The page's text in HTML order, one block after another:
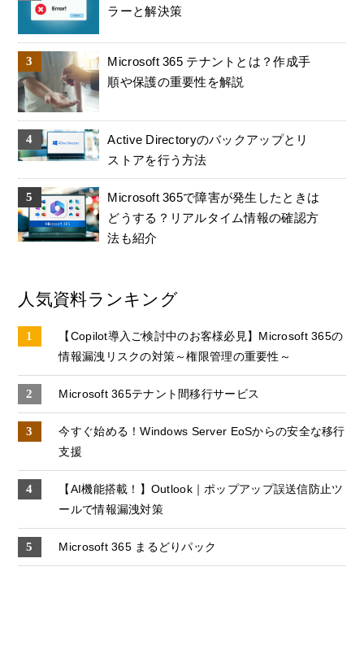
ラーと解決策
Microsoft 365 テナントとは？作成手
順や保護の重要性を解説
Active Directoryのバックアップとリ
ストアを行う方法
Microsoft 365で障害が発生したときは
どうする？リアルタイム情報の確認方
法も紹介
人気資料ランキング
【Copilot導入ご検討中のお客様必見】Microsoft 365の
情報漏洩リスクの対策～権限管理の重要性～
Microsoft 365テナント間移行サービス
今すぐ始める！Windows Server EoSからの安全な移行
支援
【AI機能搭載！】Outlook｜ポップアップ誤送信防止ツ
ールで情報漏洩対策
Microsoft 365 まるどりパック